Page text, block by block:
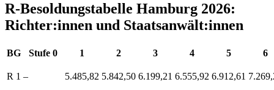
R-Besoldungstabelle Hamburg 2026:
Richter:innen und Staatsanwält:innen
BG Stufe 0 1 2 3 4 5 6
R 1 – 5.485,82 5.842,50 6.199,21 6.555,92 6.912,61